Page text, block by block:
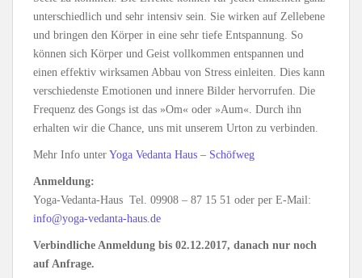
unterschiedlich und sehr intensiv sein. Sie wirken auf Zellebene
und bringen den Körper in eine sehr tiefe Entspannung. So
können sich Körper und Geist vollkommen entspannen und
einen effektiv wirksamen Abbau von Stress einleiten. Dies kann
verschiedenste Emotionen und innere Bilder hervorrufen. Die
Frequenz des Gongs ist das »Om« oder »Aum«. Durch ihn
erhalten wir die Chance, uns mit unserem Urton zu verbinden.
Mehr Info unter Yoga Vedanta Haus – Schöfweg
Anmeldung:
Yoga-Vedanta-Haus Tel. 09908 – 87 15 51 oder per E-Mail:
info@yoga-vedanta-haus.de
Verbindliche Anmeldung bis 02.12.2017, danach nur noch
auf Anfrage.